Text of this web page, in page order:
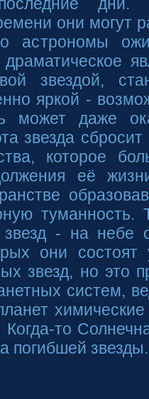
они могут
астрономы
звездой,
яркой -
может даже
звезда
которое
её
туманность.
звезд - на небе
они состоят
звезд, но это
систем,
то
погибшей звезды.